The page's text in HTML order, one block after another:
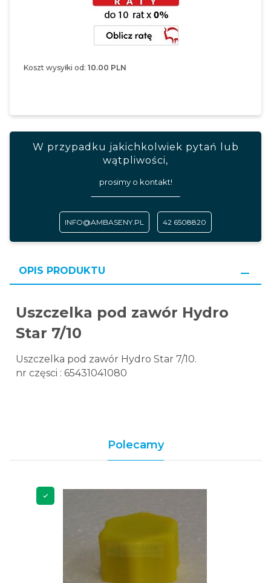
Koszt wysyłki od: 10.00 PLN
W przypadku jakichkolwiek pytań lub
wątpliwości,
prosimy o kontakt!
INFO@AMBASENY.PL 42 6508820
OPIS PRODUKTU
Uszczelka pod zawór Hydro
Star 7/10
Uszczelka pod zawór Hydro Star 7/10.
nr częsci : 65431041080
Polecamy